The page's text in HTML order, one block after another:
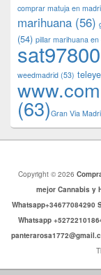
comprar matuja en
marihuana (56)
(54) pillar marihuana
weedmadrid (53)
(63)​​Gran Via
Copyright © 2026
mejor Cannabis y
Whatsapp+34677084290
Whatsapp